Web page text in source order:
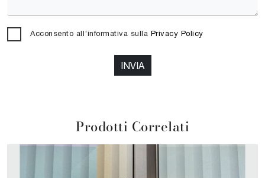
Prodotti Correlati
Acconsento all'informativa sulla Privacy Policy
INVIA